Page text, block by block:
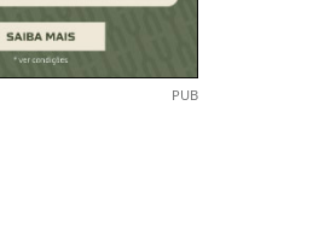
PUB